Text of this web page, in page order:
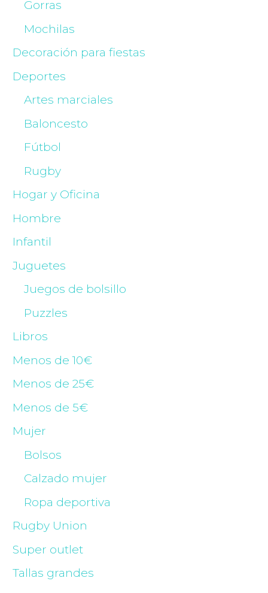
Gorras
Mochilas
Decoración para fiestas
Deportes
Artes marciales
Baloncesto
Fútbol
Rugby
Hogar y Oficina
Hombre
Infantil
Juguetes
Juegos de bolsillo
Puzzles
Libros
Menos de 10€
Menos de 25€
Menos de 5€
Mujer
Bolsos
Calzado mujer
Ropa deportiva
Rugby Union
Super outlet
Tallas grandes